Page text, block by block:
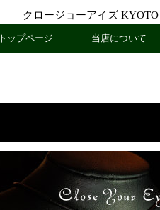
クロージョーアイズ KYOTO
トップページ 当店について